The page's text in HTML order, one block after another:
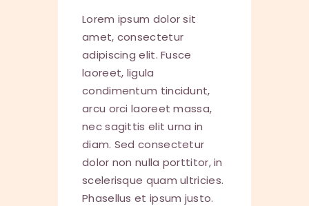
PRIEST SERVICES
YOGA
PHOTOS
VIDEOS
LITERATURE
LINKS
YOUTH EDUCATION
ABO
Lorem ipsum dolor sit
amet, consectetur
adipiscing elit. Fusce
laoreet, ligula
condimentum tincidunt,
arcu orci laoreet massa,
nec sagittis elit urna in
diam. Sed consectetur
dolor non nulla porttitor, in
scelerisque quam ultricies.
Phasellus et ipsum justo.